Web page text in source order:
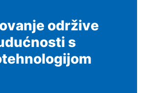
održive
s